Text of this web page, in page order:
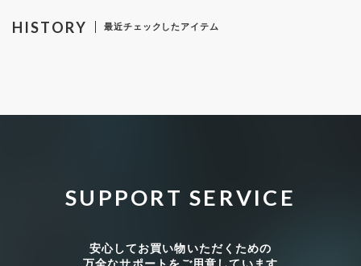
HISTORY 最近チェックしたアイテム
SUPPORT SERVICE
安心してお買い物いただくための
万全なサポートをご用意しています